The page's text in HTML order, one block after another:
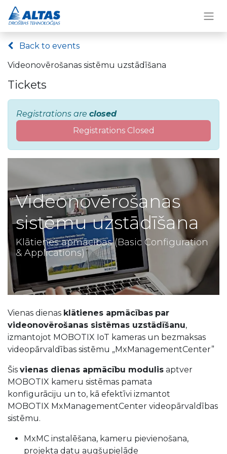
Back to events
Videonovērošanas sistēmu uzstādīšana
Tickets
Registrations are closed
Registrations Closed
Videonovērošanas
sistēmu uzstādīšana
Klātienes apmācības (Basic Configuration
& Applications)
Vienas dienas klātienes apmācības par
videonovērošanas sistēmas uzstādīšanu,
izmantojot MOBOTIX IoT kameras un bezmaksas
videopārvaldības sistēmu „MxManagementCenter”
Šis vienas dienas apmācību modulis aptver
MOBOTIX kameru sistēmas pamata
konfigurāciju un to, kā efektīvi izmantot
MOBOTIX MxManagementCenter videopārvaldības
sistēmu.
MxMC instalēšana, kameru pievienošana,
projekta datu augšupielāde